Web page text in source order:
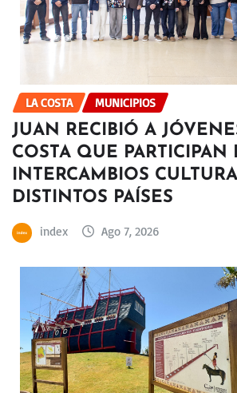
LA COSTA MUNICIPIOS
JUAN RECIBIÓ A
COSTA QUE PARTICIPAN
INTERCAMBIOS
DISTINTOS PAÍSES
index Ago 7, 2026